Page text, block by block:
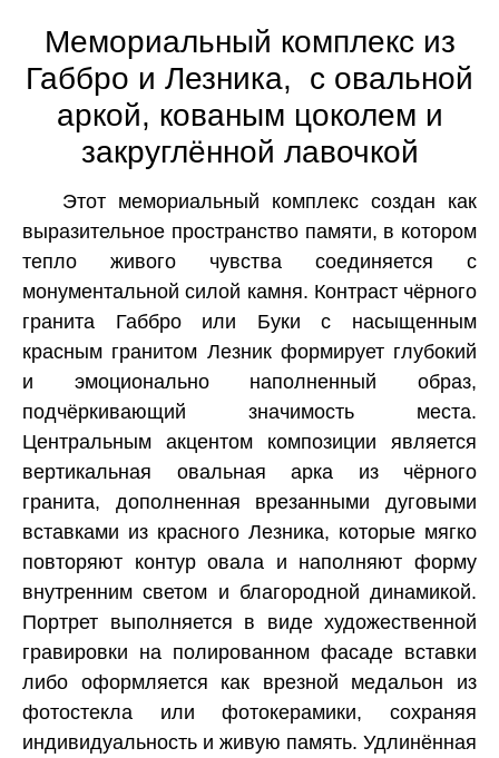
Мемориальный комплекс из
Габбро и Лезника, с овальной
аркой, кованым цоколем и
закруглённой лавочкой
Этот мемориальный комплекс создан как
выразительное пространство памяти, в котором
тепло живого чувства соединяется с
монументальной силой камня. Контраст чёрного
гранита Габбро или Буки с насыщенным
красным гранитом Лезник формирует глубокий
и эмоционально наполненный образ,
подчёркивающий значимость места.
Центральным акцентом композиции является
вертикальная овальная арка из чёрного
гранита, дополненная врезанными дуговыми
вставками из красного Лезника, которые мягко
повторяют контур овала и наполняют форму
внутренним светом и благородной динамикой.
Портрет выполняется в виде художественной
гравировки на полированном фасаде вставки
либо оформляется как врезной медальон из
фотостекла или фотокерамики, сохраняя
индивидуальность и живую память. Удлинённая